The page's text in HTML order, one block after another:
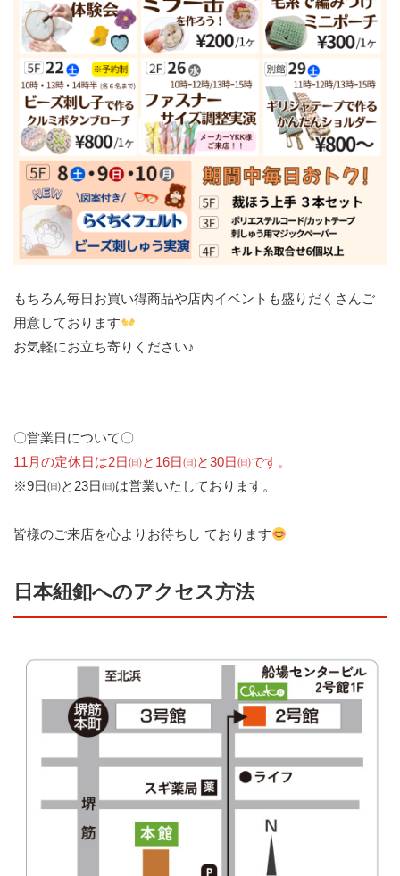
もちろん毎日お買い得商品や店内イベントも盛りだくさんご
用意しております
お気軽にお立ち寄りください♪
〇営業日について〇
11月の定休日は2日㈰と16日㈰と30日㈰です。
※9日㈰と23日㈰は営業いたしております。
皆様のご来店を心よりお待ちし ております
日本紐釦へのアクセス方法